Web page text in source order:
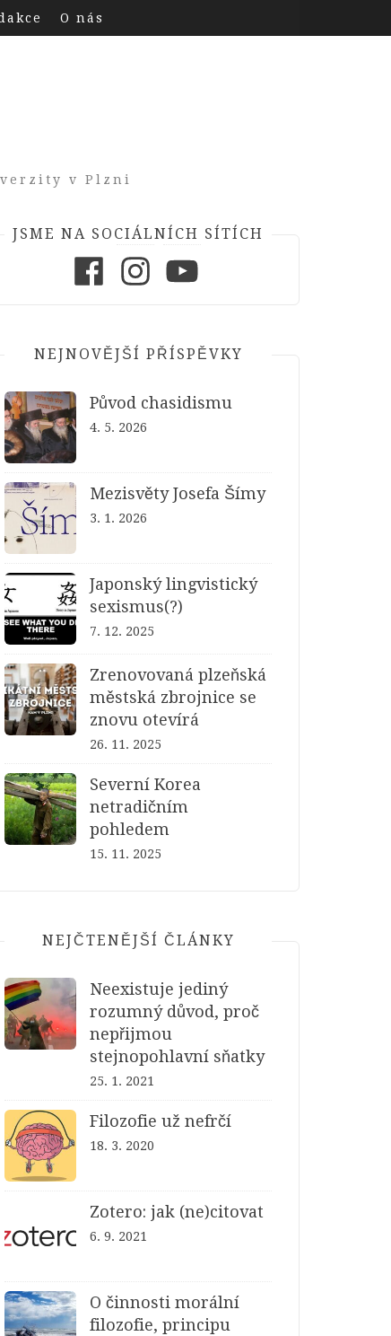
O nás
v Plzni
JSME NA SOCIÁLNÍCH SÍTÍCH
NEJNOVĚJŠÍ PŘÍSPĚVKY
Původ chasidismu
4. 5. 2026
Mezisvěty Josefa Šímy
3. 1. 2026
Japonský lingvistický
sexismus(?)
7. 12. 2025
Zrenovovaná plzeňská
městská zbrojnice se
znovu otevírá
26. 11. 2025
Severní Korea
netradičním
pohledem
15. 11. 2025
NEJČTENĚJŠÍ ČLÁNKY
Neexistuje jediný
rozumný důvod, proč
nepřijmou
stejnopohlavní sňatky
25. 1. 2021
Filozofie už nefrčí
18. 3. 2020
Zotero: jak (ne)citovat
6. 9. 2021
O činnosti morální
filozofie, principu